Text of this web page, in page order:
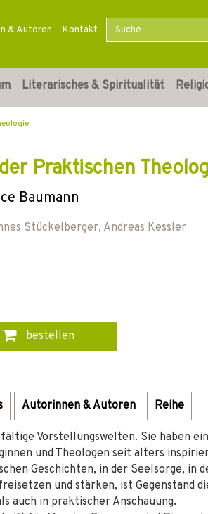
& Autoren Kontakt
Literarisches & Spiritualität
Praktischen
Baumann
Stückelberger, Andreas Kessler
bestellen
Autorinnen & Autoren Reihe
Vorstellungswelten. Sie haben
und Theologen seit alters
Geschichten, in der Seelsorge, in
und stärken, ist Gegenstand
auch in praktischer Anschauung.